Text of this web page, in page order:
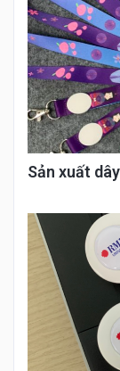
Sản xuất